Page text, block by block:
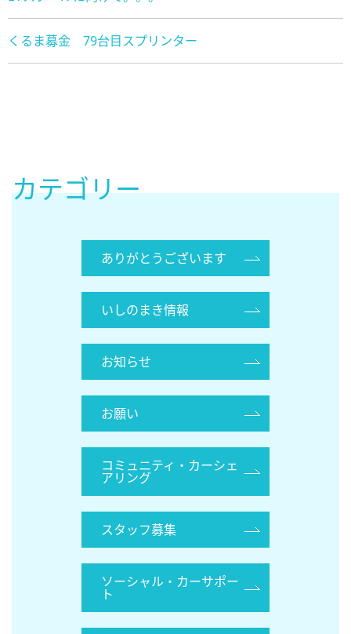
くるま募金 79台目スプリンター
カテゴリー
ありがとうございます
いしのまき情報
お知らせ
お願い
コミュニティ・カーシェ
アリング
スタッフ募集
ソーシャル・カーサポー
ト